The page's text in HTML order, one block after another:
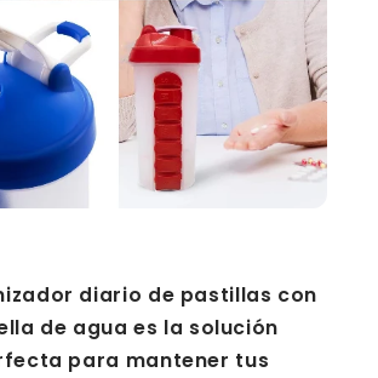
diario de pastillas con
de agua es la solución
para mantener tus